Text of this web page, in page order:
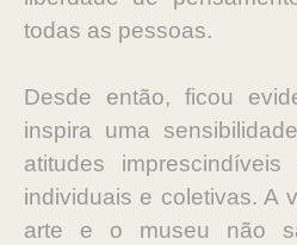
todas as pessoas.
Desde então, ficou
inspira uma
atitudes
individuais e coletivas. A
arte e o museu não